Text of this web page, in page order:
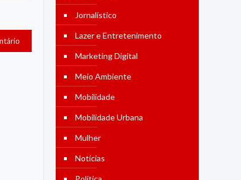
Jornalístico
Lazer e Entretenimento
Marketing Digital
Meio Ambiente
Mobilidade
Mobilidade Urbana
Mulher
Notícias